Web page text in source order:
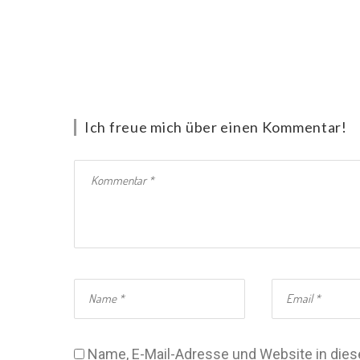
Ich freue mich über einen Kommentar!
Name, E-Mail-Adresse und Website in